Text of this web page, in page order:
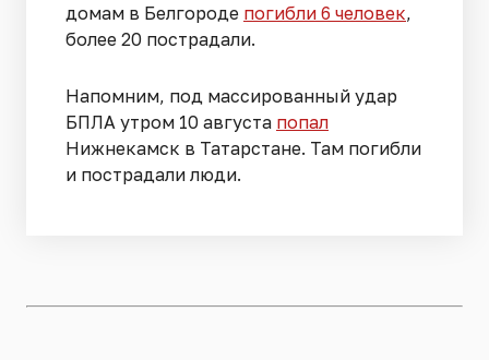
домам в Белгороде погибли 6 человек,
более 20 пострадали.
Напомним, под массированный удар
БПЛА утром 10 августа попал
Нижнекамск в Татарстане. Там погибли
и пострадали люди.